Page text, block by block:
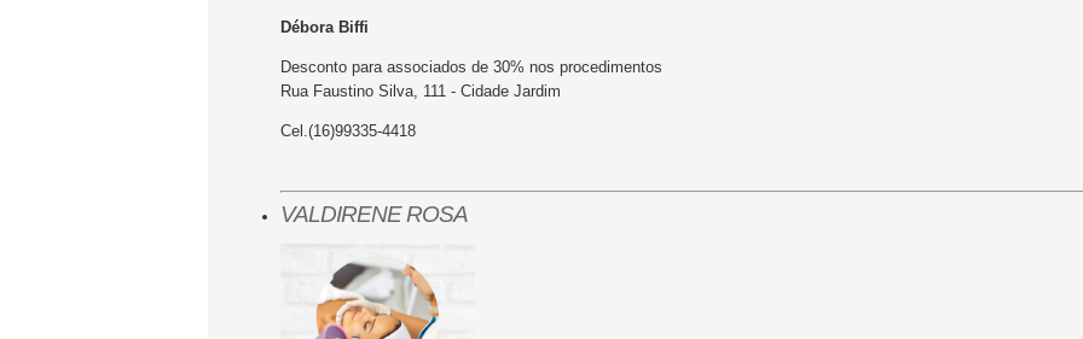
Débora Biffi
Desconto para associados de 30% nos procedimentos
Rua Faustino Silva, 111 - Cidade Jardim
Cel.(16)99335-4418
VALDIRENE ROSA